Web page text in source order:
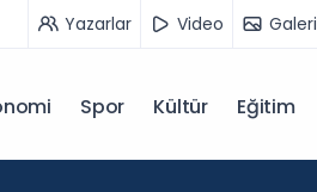
Yazarlar Video Galeri
Spor Kültür Eğitim